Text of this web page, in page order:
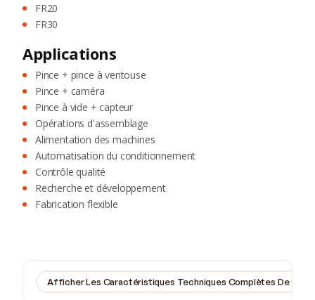
FR20
FR30
Applications
Pince + pince à ventouse
Pince + caméra
Pince à vide + capteur
Opérations d'assemblage
Alimentation des machines
Automatisation du conditionnement
Contrôle qualité
Recherche et développement
Fabrication flexible
Afficher Les Caractéristiques Techniques Complètes De Tous